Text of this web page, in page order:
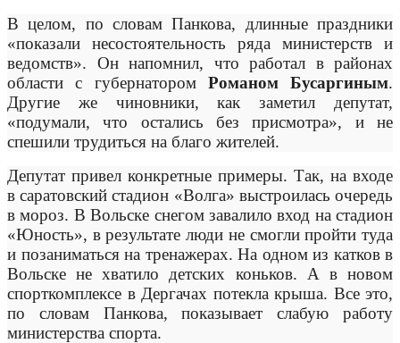
В целом, по словам Панкова, длинные праздники
«показали несостоятельность ряда министерств и
ведомств». Он напомнил, что работал в районах
области с губернатором Романом Бусаргиным.
Другие же чиновники, как заметил депутат,
«подумали, что остались без присмотра», и не
спешили трудиться на благо жителей.
Депутат привел конкретные примеры. Так, на входе
в саратовский стадион «Волга» выстроилась очередь
в мороз. В Вольске снегом завалило вход на стадион
«Юность», в результате люди не смогли пройти туда
и позаниматься на тренажерах. На одном из катков в
Вольске не хватило детских коньков. А в новом
спорткомплексе в Дергачах потекла крыша. Все это,
по словам Панкова, показывает слабую работу
министерства спорта.